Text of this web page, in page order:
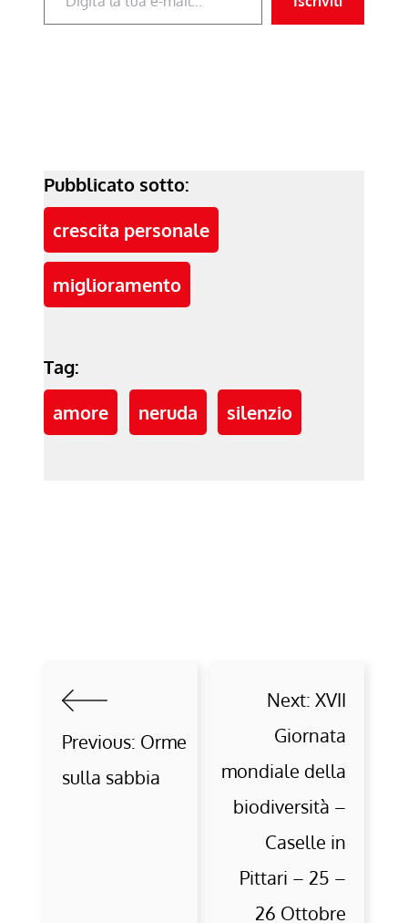
Pubblicato sotto:
crescita personale
miglioramento
Tag:
amore
neruda silenzio
Previous: Orme
sulla sabbia
Next: XVII
Giornata
mondiale della
biodiversità –
Caselle in
Pittari – 25 –
26 Ottobre